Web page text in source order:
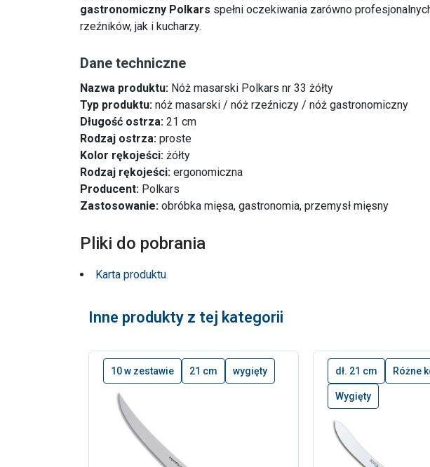
gastronomiczny Polkars spełni oczekiwania zarówno
rzeźników, jak i kucharzy.
Dane techniczne
Nazwa produktu: Nóż masarski Polkars nr 33 żółty
Typ produktu: nóż masarski / nóż rzeźniczy / nóż gastronomiczny
Długość ostrza: 21 cm
Rodzaj ostrza: proste
Kolor rękojeści: żółty
Rodzaj rękojeści: ergonomiczna
Producent: Polkars
Zastosowanie: obróbka mięsa, gastronomia, przemysł mięsny
Pliki do pobrania
Karta produktu
Inne produkty z tej kategorii
10 w zestawie 21 cm wygięty dł. 21 cm Różne
Wygięty